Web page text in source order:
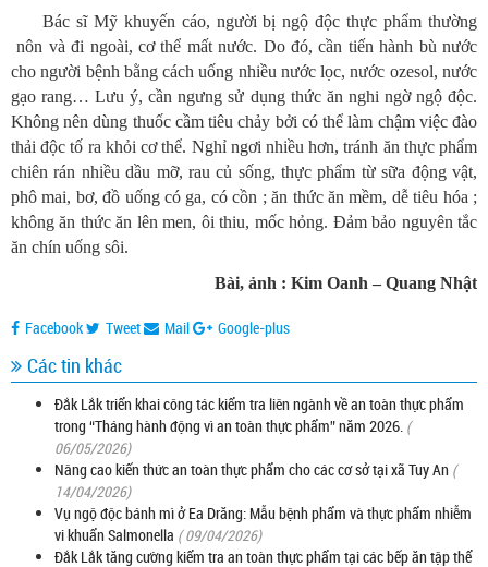
Bác sĩ Mỹ khuyến cáo, người bị ngộ độc thực phẩm thường
nôn và đi ngoài, cơ thể mất nước. Do đó, cần tiến hành bù nước
cho người bệnh bằng cách uống nhiều nước lọc, nước ozesol, nước
gạo rang… Lưu ý, cần ngưng sử dụng thức ăn nghi ngờ ngộ độc.
Không nên dùng thuốc cầm tiêu chảy bởi có thể làm chậm việc đào
thải độc tố ra khỏi cơ thể. Nghỉ ngơi nhiều hơn, tránh ăn thực phẩm
chiên rán nhiều dầu mỡ, rau củ sống, thực phẩm từ sữa động vật,
phô mai, bơ, đồ uống có ga, có cồn ; ăn thức ăn mềm, dễ tiêu hóa ;
không ăn thức ăn lên men, ôi thiu, mốc hỏng. Đảm bảo nguyên tắc
ăn chín uống sôi.
Bài, ảnh : Kim Oanh – Quang Nhật
Facebook Tweet Mail Google-plus
Các tin khác
Đắk Lắk triển khai công tác kiểm tra liên ngành về an toàn thực phẩm
trong “Tháng hành động vì an toàn thực phẩm” năm 2026. (
06/05/2026)
Nâng cao kiến thức an toàn thực phẩm cho các cơ sở tại xã Tuy An (
14/04/2026)
Vụ ngộ độc bánh mì ở Ea Drăng: Mẫu bệnh phẩm và thực phẩm nhiễm
vi khuẩn Salmonella ( 09/04/2026)
Đắk Lắk tăng cường kiểm tra an toàn thực phẩm tại các bếp ăn tập thể